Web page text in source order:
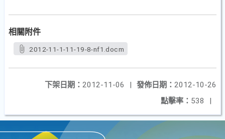
相關附件
2012-11-1-11-19-8-nf1.docm
發佈日期： 2012-10-26
下架日期： 2012-11-06
|
點擊率： 538 |